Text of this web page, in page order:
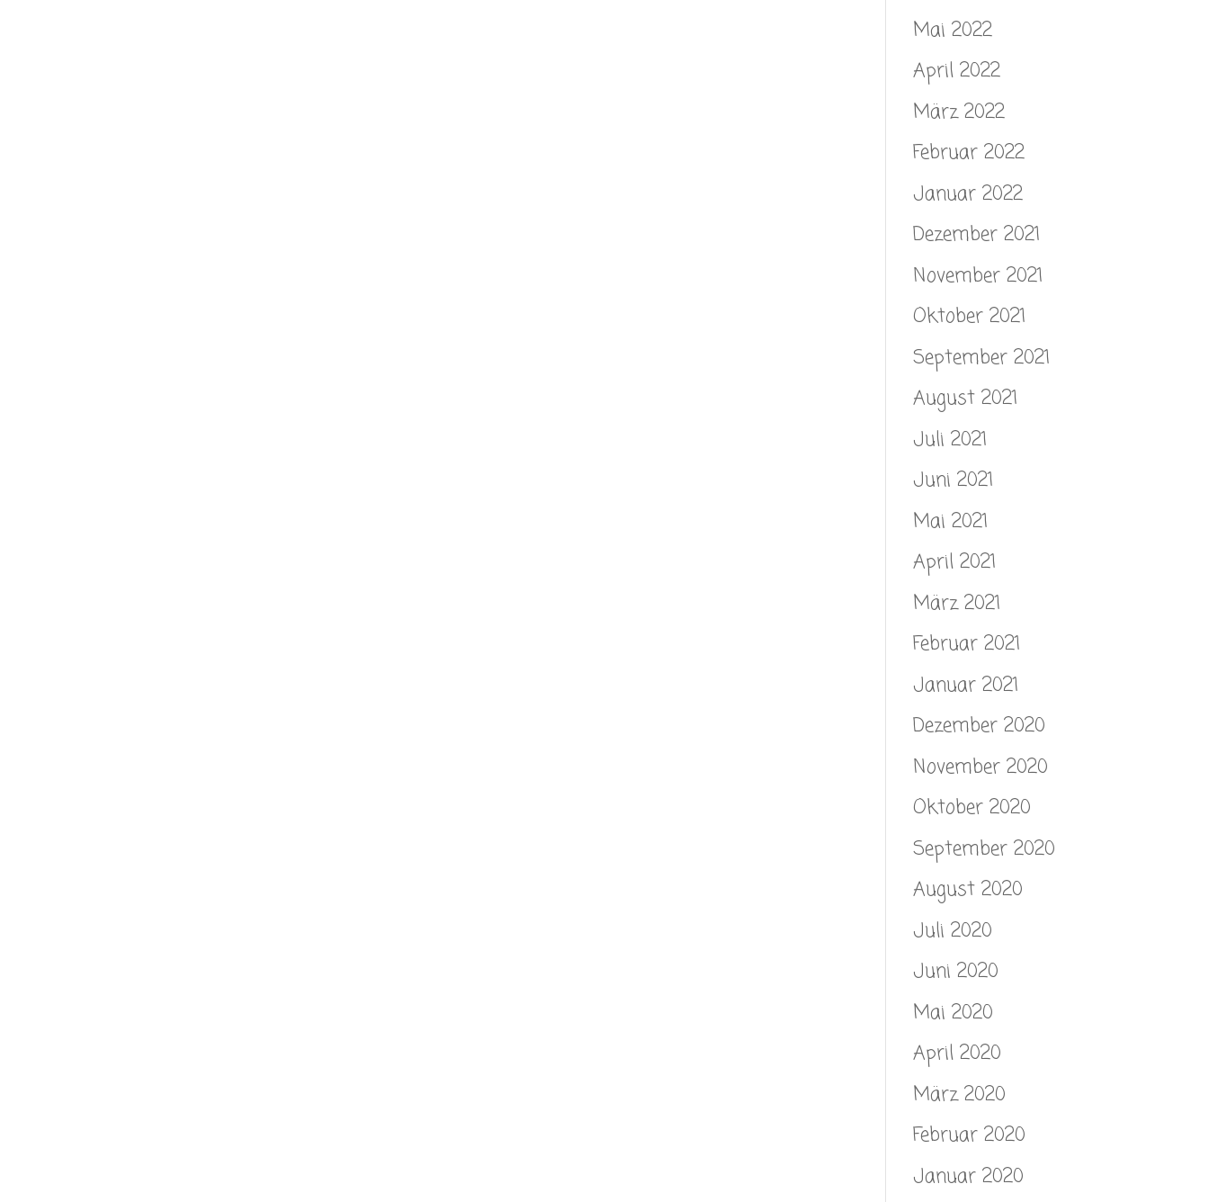
Mai 2022
April 2022
März 2022
Februar 2022
Januar 2022
Dezember 2021
November 2021
Oktober 2021
September 2021
August 2021
Juli 2021
Juni 2021
Mai 2021
April 2021
März 2021
Februar 2021
Januar 2021
Dezember 2020
November 2020
Oktober 2020
September 2020
August 2020
Juli 2020
Juni 2020
Mai 2020
April 2020
März 2020
Februar 2020
Januar 2020